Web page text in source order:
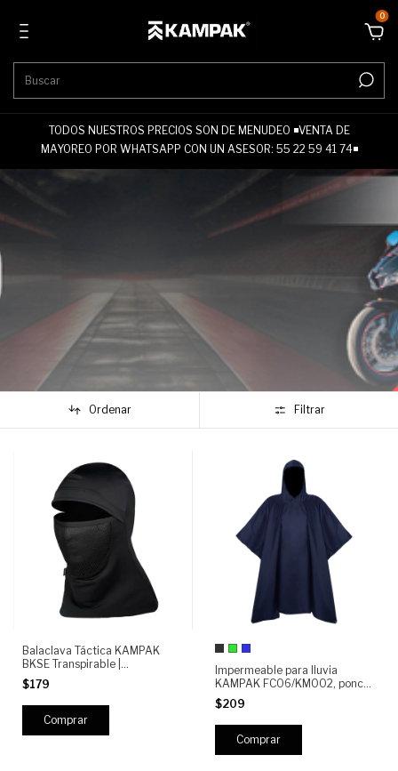
0
TODOS NUESTROS PRECIOS SON DE MENUDEO ◾VENTA DE
MAYOREO POR WHATSAPP CON UN ASESOR: 55 22 59 41 74◾
Ordenar Filtrar
Balaclava Táctica KAMPAK
BKSE Transpirable |
Pasamontañas Elástico con
Zonas Ventiladas | Uso Outdoor,
Moto, Airsoft, Clima Frío
$179
Impermeable para lluvia
KAMPAK FC06/KM002, poncho
resistente multiusos
$209
Comprar